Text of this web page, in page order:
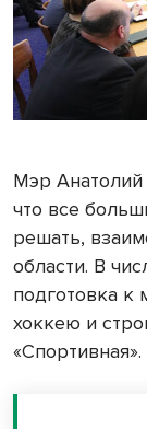
Мэр
что все
решать,
области. В
подготовка к
хоккею и
«Спортивная».